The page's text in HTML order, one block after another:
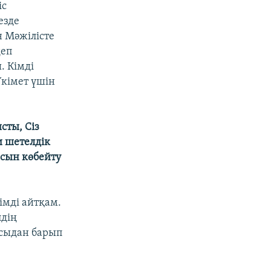
Кімді
үшін
Сіз
шетелдік
көбейту
айтқам.
барып